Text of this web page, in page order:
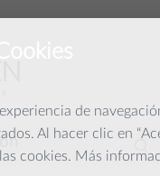
de
Al hacer clic en
cookies. Más